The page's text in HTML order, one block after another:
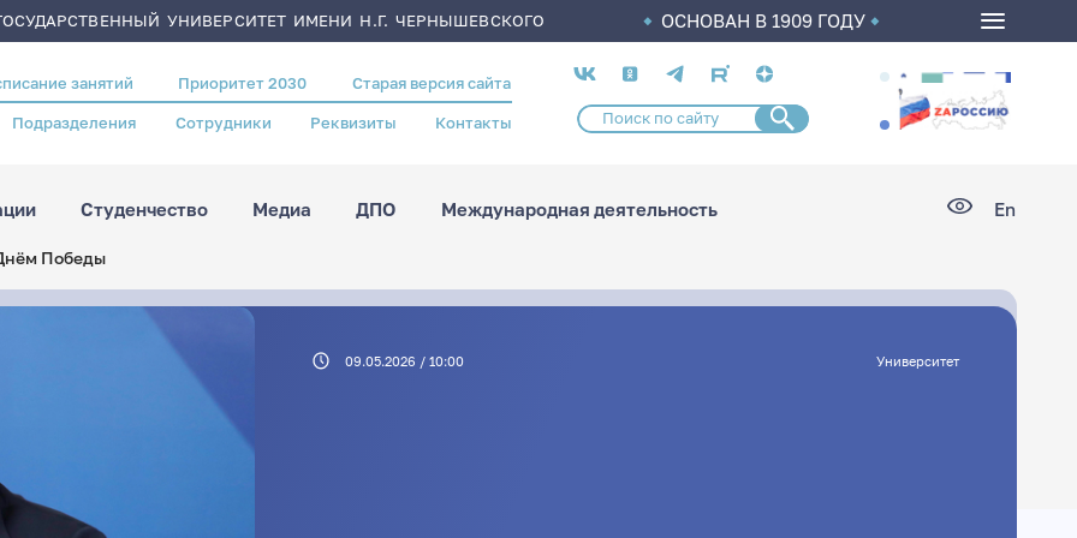
УНИВЕРСИТЕТ ИМЕНИ Н.Г. ЧЕРНЫШЕВСКОГО ОСНОВАН В 1909 ГОДУ
занятий Приоритет 2030 Старая версия сайта
Подразделения Сотрудники Реквизиты Контакты
Социальные
сети
Студенчество Медиа ДПО Международная деятельность En
Победы
09.05.2026 / 10:00 Университет